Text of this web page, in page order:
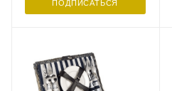
ПОДПИСАТЬСЯ